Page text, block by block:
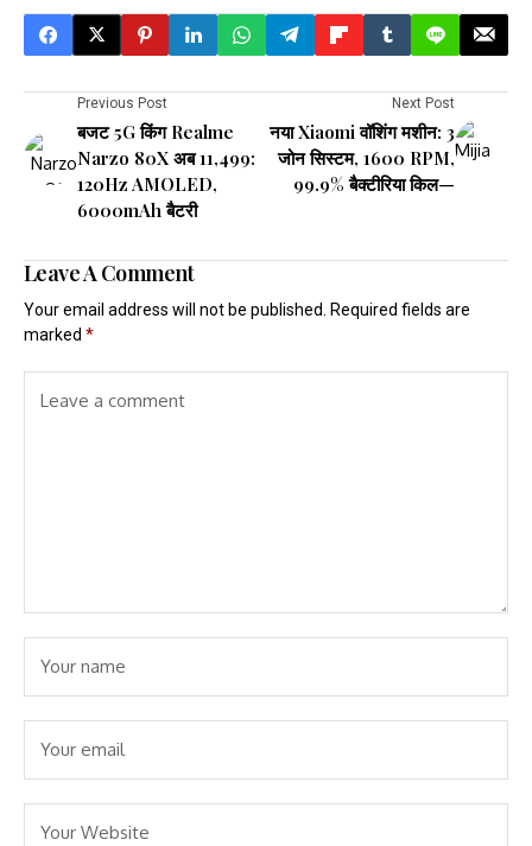
Previous Post
बजट 5G किंग Realme
Narzo 80X अब ₹11,499:
120Hz AMOLED,
6000mAh बैटरी
Next Post
नया Xiaomi वॉशिंग मशीन: 3
जोन सिस्टम, 1600 RPM,
99.9% बैक्टीरिया किल—
Leave A Comment
Your email address will not be published. Required fields are
marked *